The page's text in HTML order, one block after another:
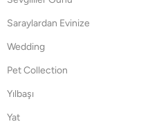
Saraylardan Evinize
Wedding
Pet Collection
Yılbaşı
Yat